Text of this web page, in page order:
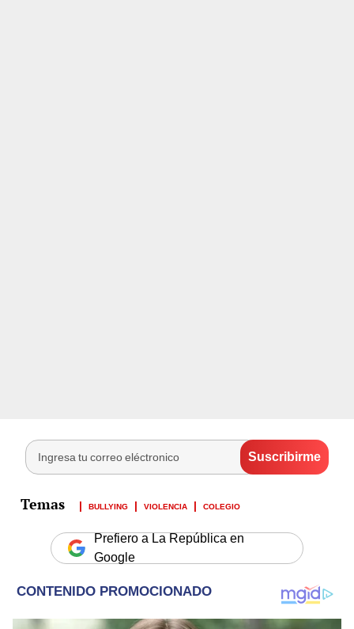
BULLYING VIOLENCIA COLEGIO
Prefiero a La República en
Google